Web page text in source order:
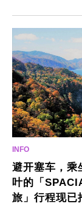
食材的餐厅。让您
避开塞车，乘
叶的「
旅」行程现已